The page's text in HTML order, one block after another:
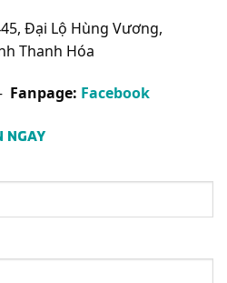
Đại Lộ Hùng Vương,
Thanh Hóa
Fanpage: Facebook
NGAY